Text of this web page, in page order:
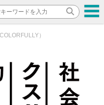
）